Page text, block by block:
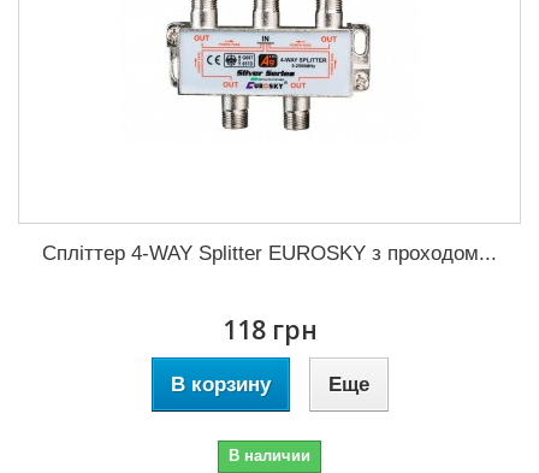
Спліттер 4-WAY Splitter EUROSKY з проходом...
118 грн
В корзину Еще
В наличии